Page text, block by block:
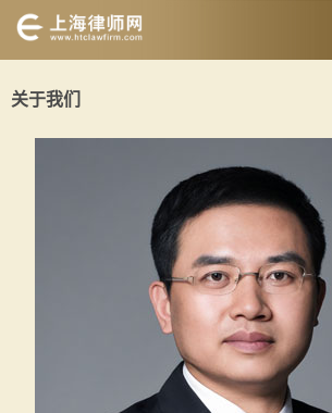
房产纠纷
债权债务
合同纠纷
征地拆迁
关于我们
关于我们